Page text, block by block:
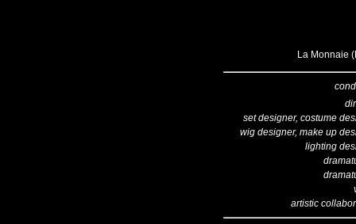
La Monnaie
set designer, costume
wig designer, make up
lighting
artistic